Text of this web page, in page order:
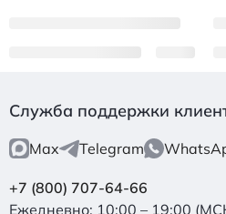
Служба поддержки
Max Telegram
+7 (800) 707-64-66
Ежедневно: 10:00 – 19:00